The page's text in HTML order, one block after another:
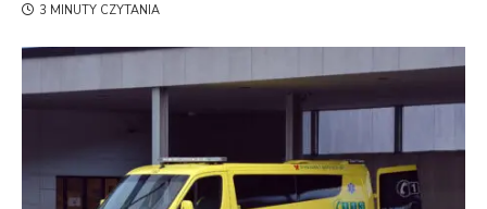
3 MINUTY CZYTANIA